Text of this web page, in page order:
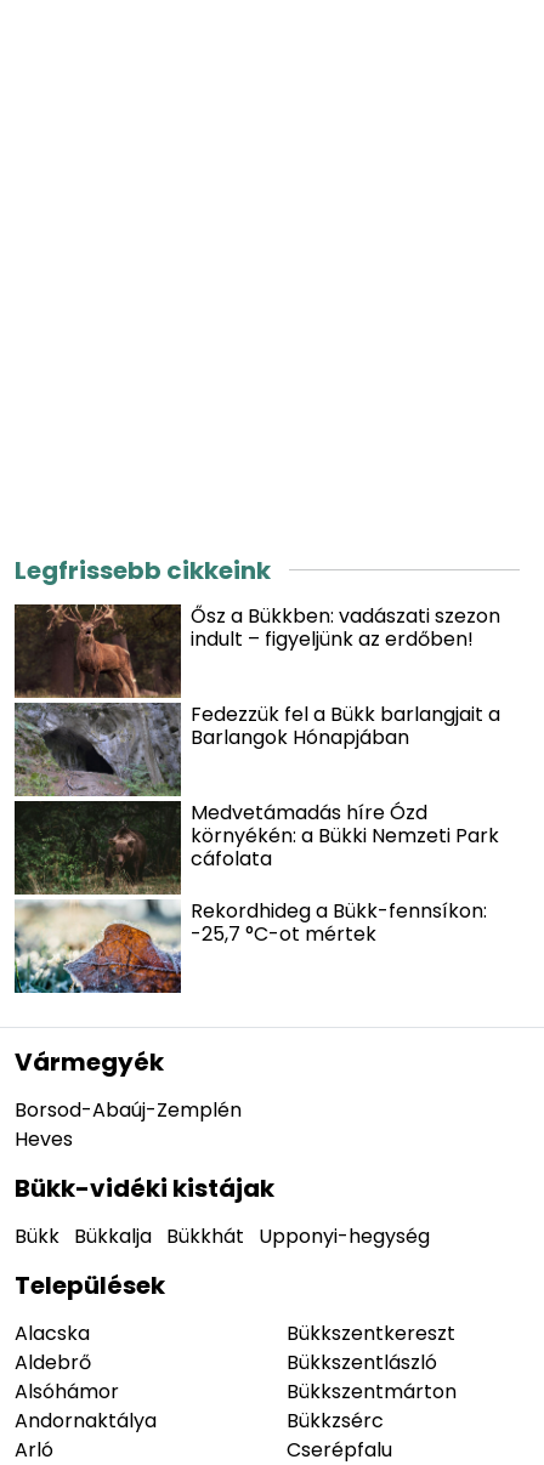
Legfrissebb cikkeink
Ősz a Bükkben: vadászati szezon
indult – figyeljünk az erdőben!
Fedezzük fel a Bükk barlangjait a
Barlangok Hónapjában
Medvetámadás híre Ózd
környékén: a Bükki Nemzeti Park
cáfolata
Rekordhideg a Bükk-fennsíkon:
-25,7 °C-ot mértek
Vármegyék
Borsod-Abaúj-Zemplén
Heves
Bükk-vidéki kistájak
Bükk Bükkalja Bükkhát Upponyi-hegység
Települések
Alacska
Aldebrő
Alsóhámor
Andornaktálya
Arló
Bükkszentkereszt
Bükkszentlászló
Bükkszentmárton
Bükkzsérc
Cserépfalu